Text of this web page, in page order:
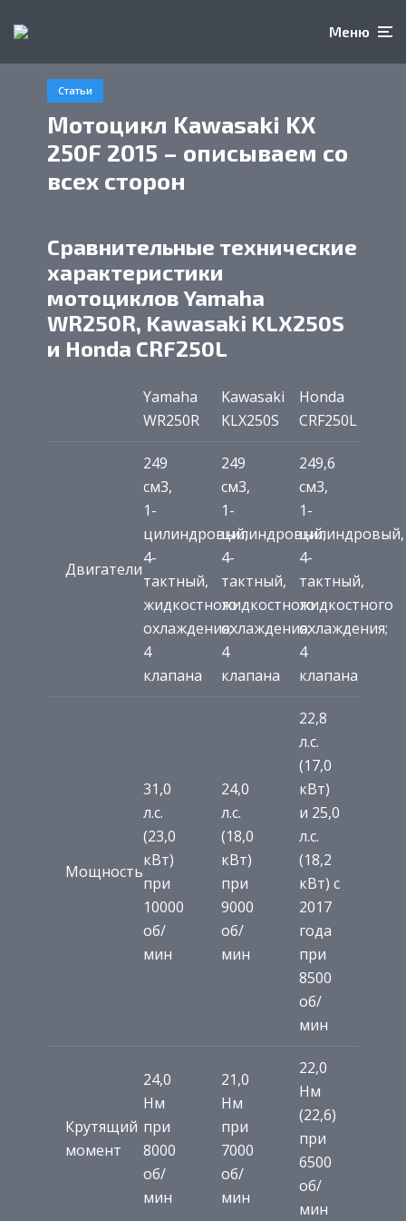
Меню
Статьи
Мотоцикл Kawasaki KX
250F 2015 – описываем со
всех сторон
Сравнительные технические
характеристики
мотоциклов Yamaha
WR250R, Kawasaki KLX250S
и Honda CRF250L
Yamaha
WR250R
Kawasaki
KLX250S
Honda
CRF250L
Двигатели
249
см3,
1-
цилиндровый,
4-
тактный,
жидкостного
охлаждения;
4
клапана
249
см3,
1-
цилиндровый,
4-
тактный,
жидкостного
охлаждения;
4
клапана
249,6
см3,
1-
цилиндровый,
4-
тактный,
жидкостного
охлаждения;
4
клапана
Мощность
31,0
л.с.
(23,0
кВт)
при
10000
об/
мин
24,0
л.с.
(18,0
кВт)
при
9000
об/
мин
22,8
л.с.
(17,0
кВт)
и 25,0
л.с.
(18,2
кВт) с
2017
года
при
8500
об/
мин
Крутящий
момент
24,0
Нм
при
8000
об/
мин
21,0
Нм
при
7000
об/
мин
22,0
Нм
(22,6)
при
6500
об/
мин